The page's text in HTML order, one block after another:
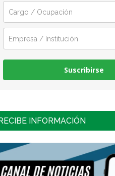
Suscribirse
INFORMACIÓN